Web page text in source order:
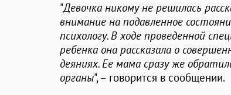
"Девочка никому не решилась
внимание на подавленное
психологу. В ходе проведенной
ребенка она рассказала о
деяниях. Ее мама сразу же
органы", – говорится в сообщении.